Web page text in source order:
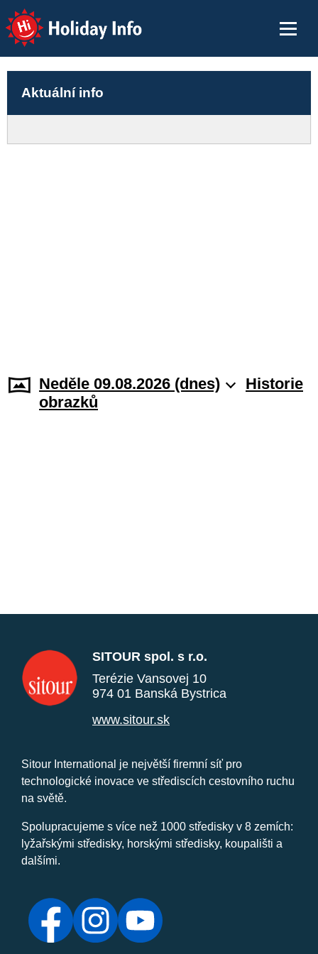
Holiday Info
Aktuální info
Neděle 09.08.2026 (dnes)
Historie
obrazků
SITOUR spol. s r.o.
Terézie Vansovej 10
974 01 Banská Bystrica
www.sitour.sk
Sitour International je největší firemní síť pro
technologické inovace ve střediscích cestovního ruchu
na světě.
Spolupracujeme s více než 1000 středisky v 8 zemích:
lyžařskými středisky, horskými středisky, koupališti a
dalšími.